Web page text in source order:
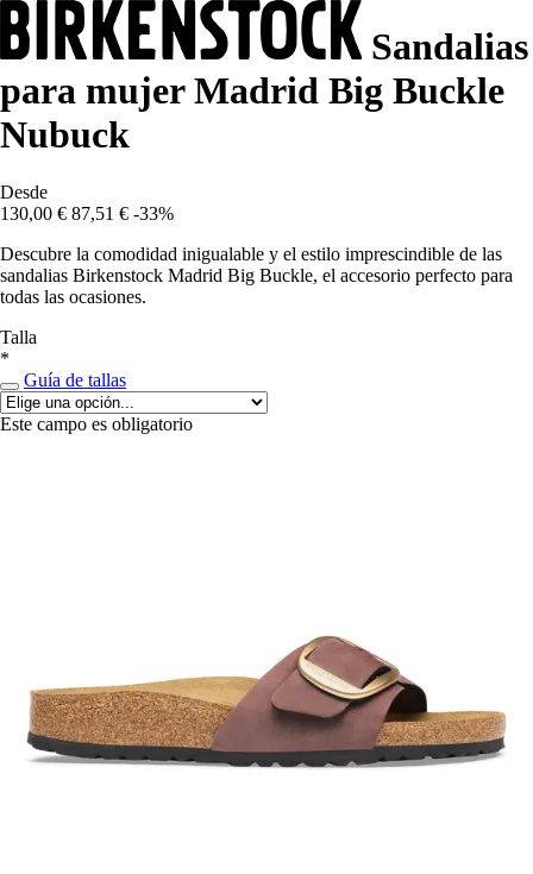
Sandalias
para mujer Madrid Big Buckle
Nubuck
Desde
130,00 € 87,51 € -33%
Descubre la comodidad inigualable y el estilo imprescindible de las
sandalias Birkenstock Madrid Big Buckle, el accesorio perfecto para
todas las ocasiones.
Talla
*
Guía de tallas
Este campo es obligatorio